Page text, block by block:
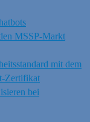
MSSP-Markt
mit dem
Zertifikat
bei